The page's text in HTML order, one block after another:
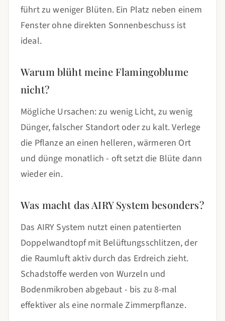
führt zu weniger Blüten. Ein Platz neben einem
Fenster ohne direkten Sonnenbeschuss ist
ideal.
Warum blüht meine Flamingoblume
nicht?
Mögliche Ursachen: zu wenig Licht, zu wenig
Dünger, falscher Standort oder zu kalt. Verlege
die Pflanze an einen helleren, wärmeren Ort
und dünge monatlich - oft setzt die Blüte dann
wieder ein.
Was macht das AIRY System besonders?
Das AIRY System nutzt einen patentierten
Doppelwandtopf mit Belüftungsschlitzen, der
die Raumluft aktiv durch das Erdreich zieht.
Schadstoffe werden von Wurzeln und
Bodenmikroben abgebaut - bis zu 8-mal
effektiver als eine normale Zimmerpflanze.